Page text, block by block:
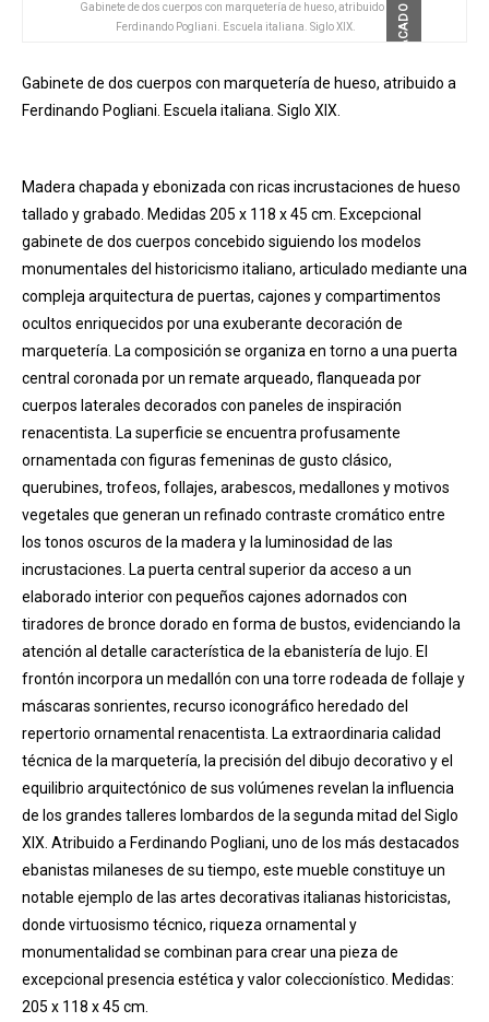
DESTACADO
Gabinete de dos cuerpos con marquetería de hueso, atribuido a
Ferdinando Pogliani. Escuela italiana. Siglo XIX.
Gabinete de dos cuerpos con marquetería de hueso, atribuido a
Ferdinando Pogliani. Escuela italiana. Siglo XIX.
Madera chapada y ebonizada con ricas incrustaciones de hueso
tallado y grabado. Medidas 205 x 118 x 45 cm. Excepcional
gabinete de dos cuerpos concebido siguiendo los modelos
monumentales del historicismo italiano, articulado mediante una
compleja arquitectura de puertas, cajones y compartimentos
ocultos enriquecidos por una exuberante decoración de
marquetería. La composición se organiza en torno a una puerta
central coronada por un remate arqueado, flanqueada por
cuerpos laterales decorados con paneles de inspiración
renacentista. La superficie se encuentra profusamente
ornamentada con figuras femeninas de gusto clásico,
querubines, trofeos, follajes, arabescos, medallones y motivos
vegetales que generan un refinado contraste cromático entre
los tonos oscuros de la madera y la luminosidad de las
incrustaciones. La puerta central superior da acceso a un
elaborado interior con pequeños cajones adornados con
tiradores de bronce dorado en forma de bustos, evidenciando la
atención al detalle característica de la ebanistería de lujo. El
frontón incorpora un medallón con una torre rodeada de follaje y
máscaras sonrientes, recurso iconográfico heredado del
repertorio ornamental renacentista. La extraordinaria calidad
técnica de la marquetería, la precisión del dibujo decorativo y el
equilibrio arquitectónico de sus volúmenes revelan la influencia
de los grandes talleres lombardos de la segunda mitad del Siglo
XIX. Atribuido a Ferdinando Pogliani, uno de los más destacados
ebanistas milaneses de su tiempo, este mueble constituye un
notable ejemplo de las artes decorativas italianas historicistas,
donde virtuosismo técnico, riqueza ornamental y
monumentalidad se combinan para crear una pieza de
excepcional presencia estética y valor coleccionístico. Medidas:
205 x 118 x 45 cm.